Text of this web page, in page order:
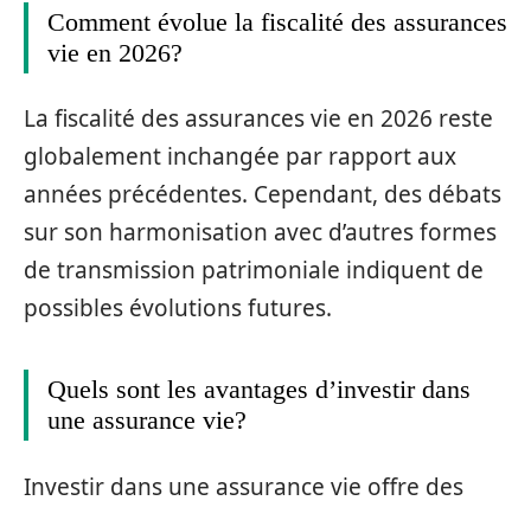
Comment évolue la fiscalité des assurances
vie en 2026?
La fiscalité des assurances vie en 2026 reste
globalement inchangée par rapport aux
années précédentes. Cependant, des débats
sur son harmonisation avec d’autres formes
de transmission patrimoniale indiquent de
possibles évolutions futures.
Quels sont les avantages d’investir dans
une assurance vie?
Investir dans une assurance vie offre des